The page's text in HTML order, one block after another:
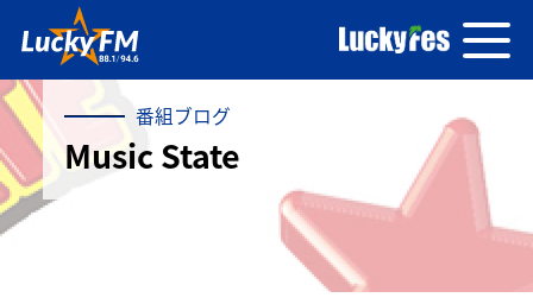
番組ブログ
Music State